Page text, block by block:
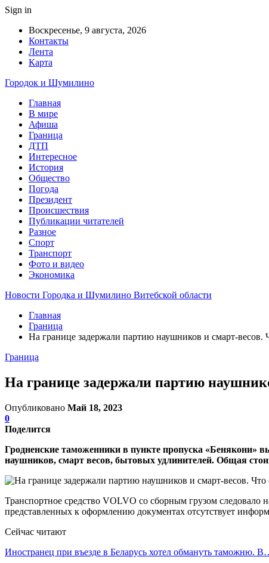
Sign in
Воскресенье, 9 августа, 2026
Контакты
Лента
Карта
Городок и Шумилино
Главная
В мире
Афиша
Граница
ДТП
Интересное
История
Общество
Погода
Президент
Происшествия
Публикации читателей
Разное
Спорт
Транспорт
Фото и видео
Экономика
Новости Городка и Шумилино Витебской области
Главная
Граница
На границе задержали партию наушников и смарт-весов.
Граница
На границе задержали партию
Опубликовано Май 18, 2023
0
Поделится
Гродненские таможенники в пункте пропуска «Бенякони»
наушников, смарт весов, бытовых удлинителей. Общая
Транспортное средство VOLVO со сборным грузом следовало
представленных к оформлению документах отсутствует
Сейчас читают
Иностранец при въезде в Беларусь хотел обмануть таможню.